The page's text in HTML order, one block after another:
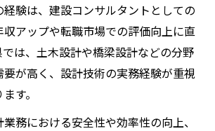
験は、建設コンサルタントとしての
アップや転職市場での評価向上に直
は、土木設計や橋梁設計などの分野
が高く、設計技術の実務経験が重視
す。
務における安全性や効率性の向上、